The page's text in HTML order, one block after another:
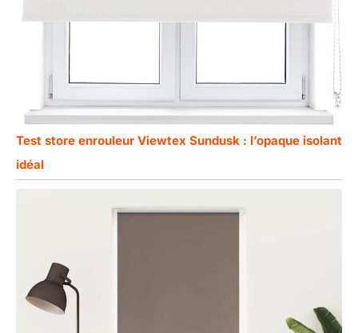
Test store enrouleur Viewtex Sundusk : l’opaque isolant
idéal